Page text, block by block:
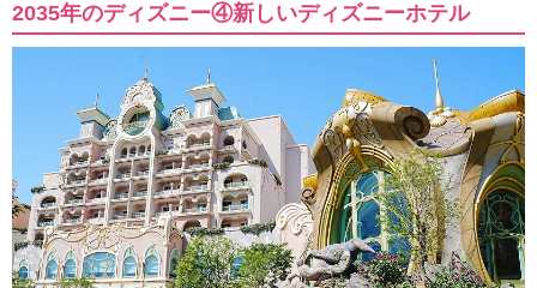
2035年のディズニー④新しいディズニーホテル